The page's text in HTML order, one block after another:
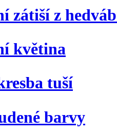
zátiší z
květina
tuší
barvy